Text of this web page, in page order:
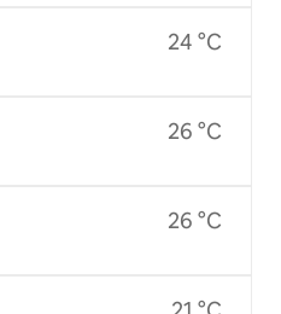
24 °C
26 °C
26 °C